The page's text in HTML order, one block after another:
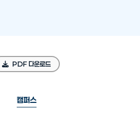
PDF 다운로드
캠퍼스